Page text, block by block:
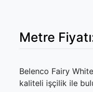
Metre
Belenco Fairy
kaliteli işçilik ile